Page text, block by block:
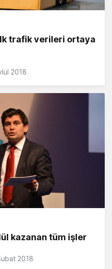
trafik verileri ortaya
2018
kazanan tüm işler
2018